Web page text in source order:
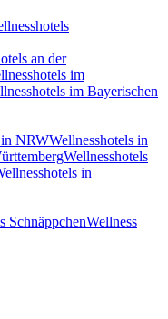
an der
im
im Bayerischen
in NRWWellnesshotels in
Wellnesshotels
in
SchnäppchenWellness